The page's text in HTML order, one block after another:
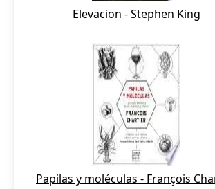
Elevacion - Stephen King
Papilas y moléculas - François